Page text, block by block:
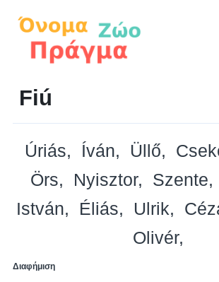
Fiú
Úriás Íván Üllő
Örs
Nyisztor Szente
István
Éliás Ulrik
Olivér
Διαφήμιση